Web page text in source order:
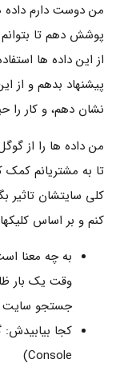
من دوست دارم داده
پوشش دهم تا
از این داده ها
پیشنهاد بدهم و از
نشان دهم، و کار
من داده ها را از
تا به مشتریانم کمک
کلی سایتشان تاثیر
کنم و بر اساس
وقت یک بار
جستجو سایت
Console)